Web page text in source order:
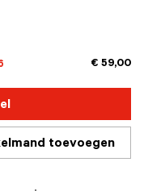
€ 59,00
toevoegen